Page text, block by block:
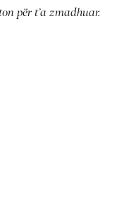
për t’a zmadhuar.